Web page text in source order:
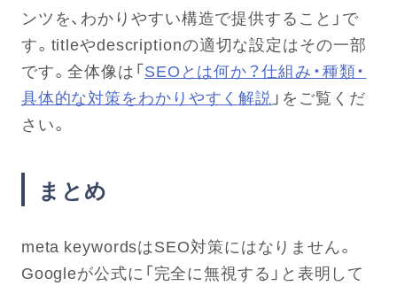
ンツを、わかりやすい構造で提供すること」で
す。titleやdescriptionの適切な設定はその一部
です。全体像は「SEOとは何か？仕組み・種類・
具体的な対策をわかりやすく解説 」をご覧くだ
さい。
まとめ
meta keywordsはSEO対策にはなりません。
Googleが公式に「完全に無視する」と表明して